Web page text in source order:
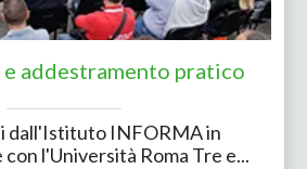
e addestramento pratico
dall'Istituto INFORMA in
l'Università Roma Tre e...